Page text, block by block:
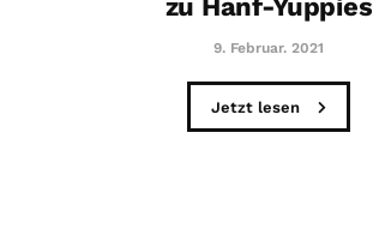
zu Hanf-Yuppies
9. Februar. 2021
Jetzt lesen